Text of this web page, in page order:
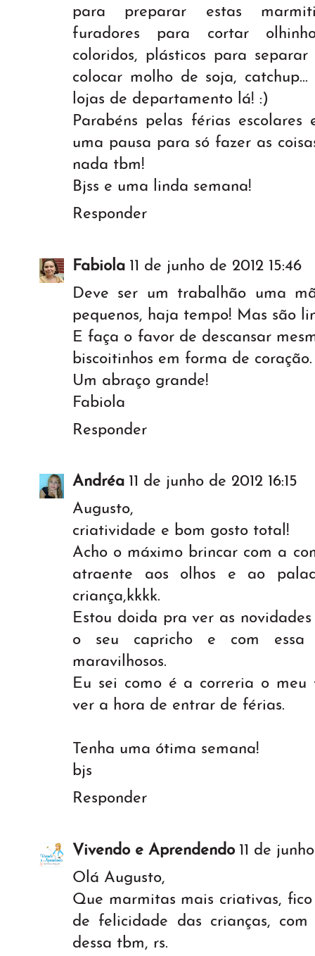
para preparar estas
furadores para cortar
coloridos, plásticos para
colocar molho de soja,
lojas de departamento lá! :)
Parabéns pelas férias
uma pausa para só fazer as
nada tbm!
Bjss e uma linda semana!
Responder
Fabiola 11 de junho de 2012 15:46
Deve ser um trabalhão uma
pequenos, haja tempo! Mas são
E faça o favor de descansar
biscoitinhos em forma de coração.
Um abraço grande!
Fabiola
Responder
Andréa 11 de junho de 2012 16:15
Augusto,
criatividade e bom gosto total!
Acho o máximo brincar com a
atraente aos olhos e ao
criança,kkkk.
Estou doida pra ver as
o seu capricho e com essa
maravilhosos.
Eu sei como é a correria o
ver a hora de entrar de férias.
Tenha uma ótima semana!
bjs
Responder
Vivendo e Aprendendo 11 de
Olá Augusto,
Que marmitas mais criativas,
de felicidade das crianças,
dessa tbm, rs.